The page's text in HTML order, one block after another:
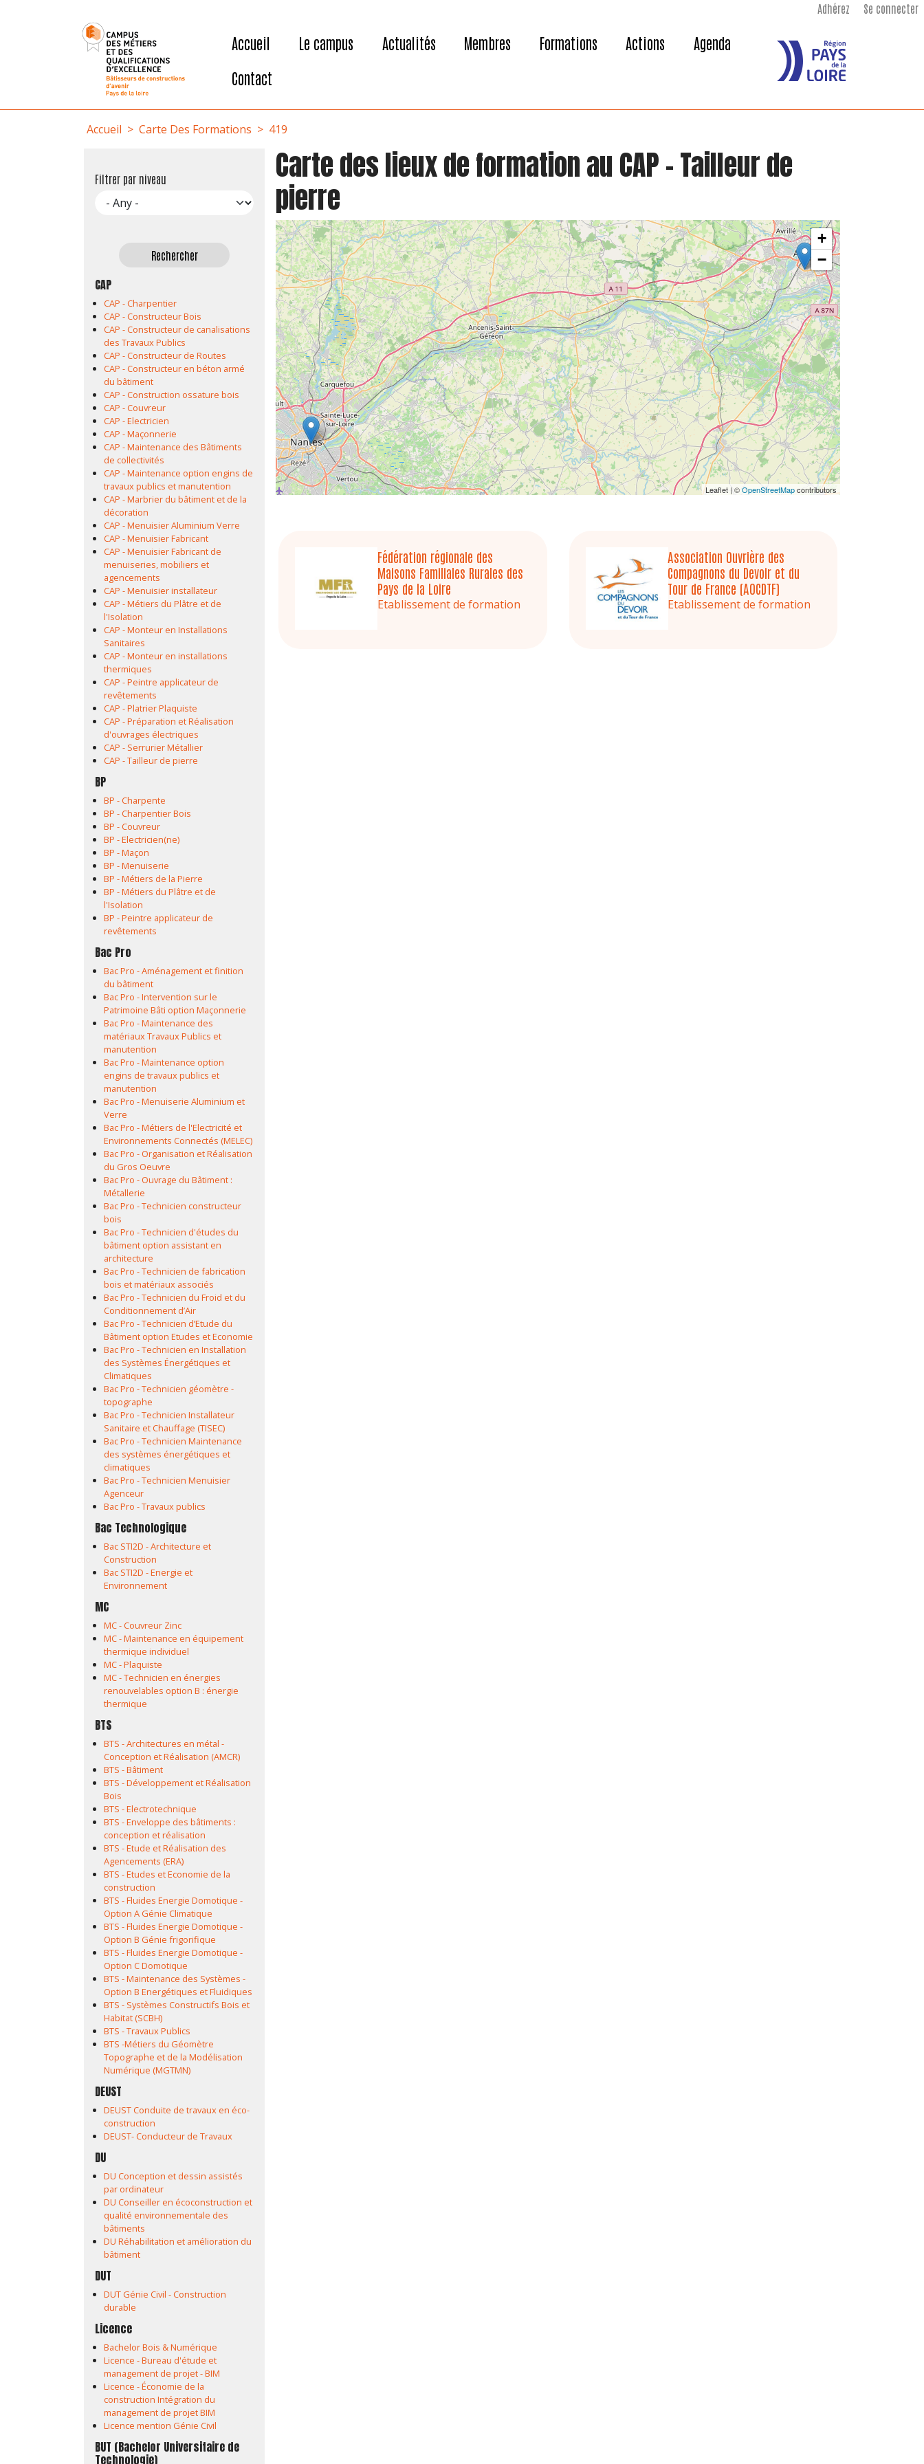
Adhérez Se connecter
Accueil Le campus Actualités Membres Formations Actions
Agenda
Contact
Fil d'Ariane
Accueil Carte Des Formations 419
Filtrer par niveau
CAP
CAP - Charpentier
CAP - Constructeur Bois
CAP - Constructeur de canalisations
des Travaux Publics
CAP - Constructeur de Routes
CAP - Constructeur en béton armé
du bâtiment
CAP - Construction ossature bois
CAP - Couvreur
CAP - Electricien
CAP - Maçonnerie
CAP - Maintenance des Bâtiments
de collectivités
CAP - Maintenance option engins de
travaux publics et manutention
CAP - Marbrier du bâtiment et de la
décoration
CAP - Menuisier Aluminium Verre
CAP - Menuisier Fabricant
CAP - Menuisier Fabricant de
menuiseries, mobiliers et
agencements
CAP - Menuisier installateur
CAP - Métiers du Plâtre et de
l'Isolation
CAP - Monteur en Installations
Sanitaires
CAP - Monteur en installations
thermiques
CAP - Peintre applicateur de
revêtements
CAP - Platrier Plaquiste
CAP - Préparation et Réalisation
d'ouvrages électriques
CAP - Serrurier Métallier
CAP - Tailleur de pierre
BP
BP - Charpente
BP - Charpentier Bois
BP - Couvreur
BP - Electricien(ne)
BP - Maçon
BP - Menuiserie
BP - Métiers de la Pierre
BP - Métiers du Plâtre et de
l'Isolation
BP - Peintre applicateur de
revêtements
Bac Pro
Bac Pro - Aménagement et finition
du bâtiment
Bac Pro - Intervention sur le
Patrimoine Bâti option Maçonnerie
Bac Pro - Maintenance des
matériaux Travaux Publics et
manutention
Bac Pro - Maintenance option
engins de travaux publics et
manutention
Bac Pro - Menuiserie Aluminium et
Verre
Bac Pro - Métiers de l'Electricité et
Environnements Connectés (MELEC)
Bac Pro - Organisation et Réalisation
du Gros Oeuvre
Bac Pro - Ouvrage du Bâtiment :
Métallerie
Bac Pro - Technicien constructeur
bois
Bac Pro - Technicien d'études du
bâtiment option assistant en
architecture
Bac Pro - Technicien de fabrication
bois et matériaux associés
Bac Pro - Technicien du Froid et du
Conditionnement d’Air
Bac Pro - Technicien d’Etude du
Bâtiment option Etudes et Economie
Bac Pro - Technicien en Installation
des Systèmes Énergétiques et
Climatiques
Bac Pro - Technicien géomètre -
topographe
Bac Pro - Technicien Installateur
Sanitaire et Chauffage (TISEC)
Bac Pro - Technicien Maintenance
des systèmes énergétiques et
climatiques
Bac Pro - Technicien Menuisier
Agenceur
Bac Pro - Travaux publics
Bac Technologique
Bac STI2D - Architecture et
Construction
Bac STI2D - Energie et
Environnement
MC
MC - Couvreur Zinc
MC - Maintenance en équipement
thermique individuel
MC - Plaquiste
MC - Technicien en énergies
renouvelables option B : énergie
thermique
BTS
BTS - Architectures en métal -
Conception et Réalisation (AMCR)
BTS - Bâtiment
BTS - Développement et Réalisation
Bois
BTS - Electrotechnique
BTS - Enveloppe des bâtiments :
conception et réalisation
BTS - Etude et Réalisation des
Agencements (ERA)
BTS - Etudes et Economie de la
construction
BTS - Fluides Energie Domotique -
Option A Génie Climatique
BTS - Fluides Energie Domotique -
Option B Génie frigorifique
BTS - Fluides Energie Domotique -
Option C Domotique
BTS - Maintenance des Systèmes -
Option B Energétiques et Fluidiques
BTS - Systèmes Constructifs Bois et
Habitat (SCBH)
BTS - Travaux Publics
BTS -Métiers du Géomètre
Topographe et de la Modélisation
Numérique (MGTMN)
DEUST
DEUST Conduite de travaux en éco-
construction
DEUST- Conducteur de Travaux
DU
DU Conception et dessin assistés
par ordinateur
DU Conseiller en écoconstruction et
qualité environnementale des
bâtiments
DU Réhabilitation et amélioration du
bâtiment
DUT
DUT Génie Civil - Construction
durable
Licence
Bachelor Bois & Numérique
Licence - Bureau d'étude et
management de projet - BIM
Licence - Économie de la
construction Intégration du
management de projet BIM
Licence mention Génie Civil
BUT (Bachelor Universitaire de
Technologie)
Carte des lieux de formation au CAP - Tailleur de
pierre
+
−
Leaflet | ©OpenStreetMapcontributors
Fédération régionale des
Maisons Familiales Rurales des
Pays de la Loire
Etablissement de formation
Association Ouvrière des
Compagnons du Devoir et du
Tour de France (AOCDTF)
Etablissement de formation